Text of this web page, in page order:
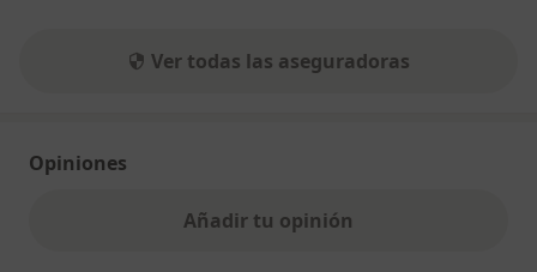
Ver todas las aseguradoras
Opiniones
Añadir tu opinión